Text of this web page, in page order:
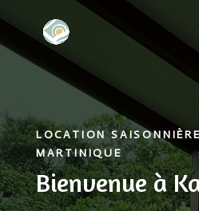
LOCATION
MARTINIQUE
Bienvenue à